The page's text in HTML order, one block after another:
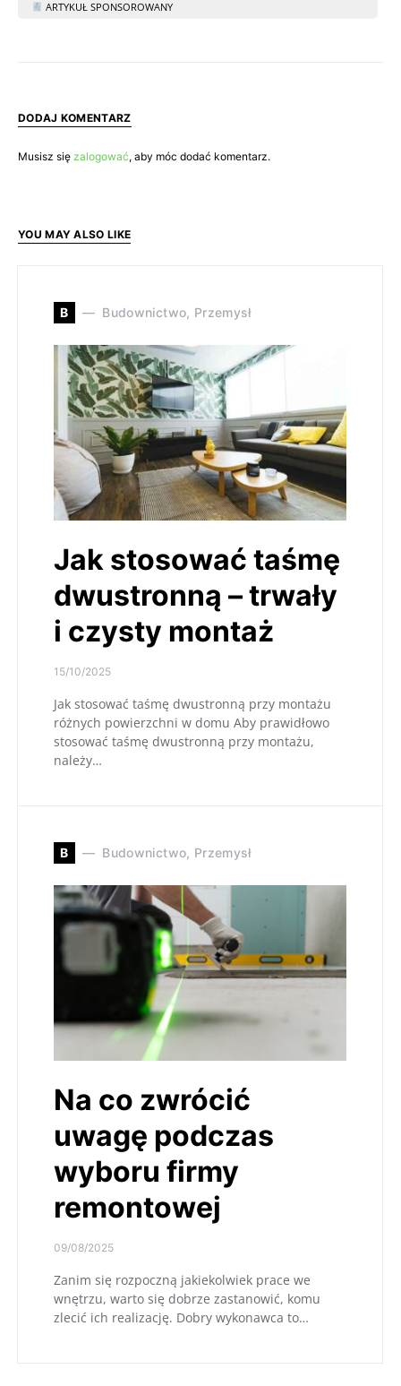
ARTYKUŁ SPONSOROWANY
DODAJ KOMENTARZ
Musisz się zalogować, aby móc dodać komentarz.
YOU MAY ALSO LIKE
B Budownictwo, Przemysł
Jak stosować taśmę
dwustronną – trwały
i czysty montaż
15/10/2025
Jak stosować taśmę dwustronną przy montażu
różnych powierzchni w domu Aby prawidłowo
stosować taśmę dwustronną przy montażu,
należy…
B Budownictwo, Przemysł
Na co zwrócić
uwagę podczas
wyboru firmy
remontowej
09/08/2025
Zanim się rozpoczną jakiekolwiek prace we
wnętrzu, warto się dobrze zastanowić, komu
zlecić ich realizację. Dobry wykonawca to…